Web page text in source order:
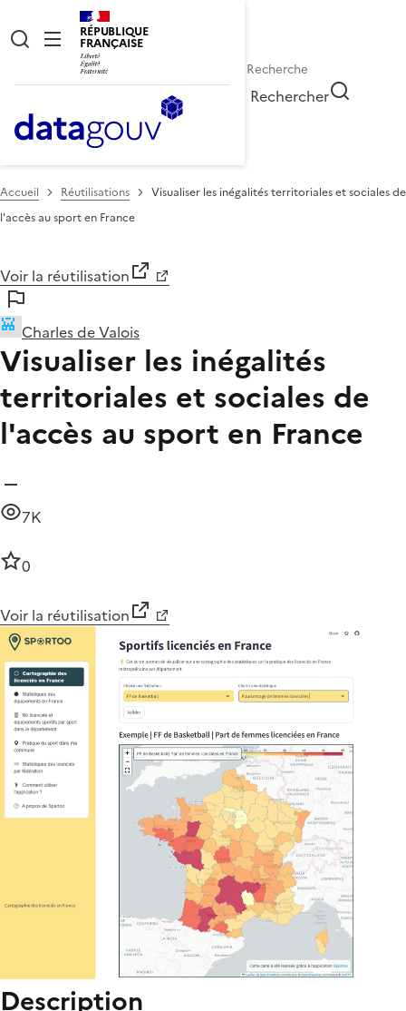
RÉPUBLIQUE
FRANÇAISE
Rechercher
Accueil Réutilisations
Visualiser les inégalités territoriales et sociales de
l'accès au sport en France
Voir la réutilisation
Charles de Valois
Visualiser les inégalités
territoriales et sociales de
l'accès au sport en France
7K
0
Voir la réutilisation
Description